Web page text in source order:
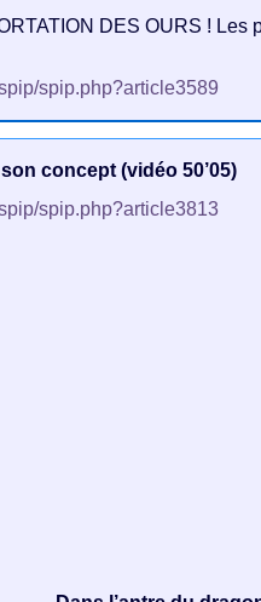
DES OURS ! Les
spip.php?article3589
concept (vidéo 50’05)
spip.php?article3813